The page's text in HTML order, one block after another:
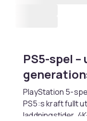
PS5-spel
PlayStation 5-
PS5:s kraft fullt
laddningstider,